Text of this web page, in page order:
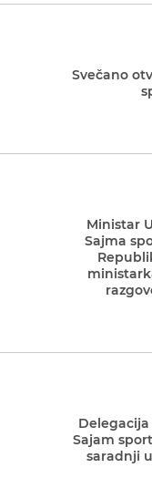
Svečano
Ministar
Sajma
Sajam
saradnji